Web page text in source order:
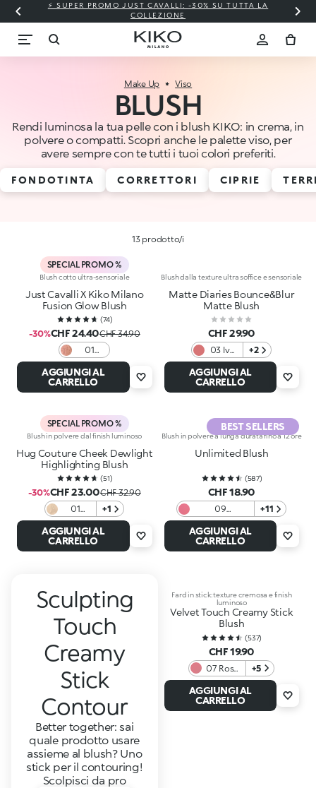
⚡ SUPER PROMO JUST CAVALLI: -30% SU TUTTA LA
COLLEZIONE
Make Up Viso
BLUSH
Rendi luminosa la tua pelle con i blush KIKO: in crema, in
polvere o compatti. Scopri anche le palette viso, per
avere sempre con te tutti i tuoi colori preferiti.
FONDOTINTA CORRETTORI CIPRIE
13 prodotto/i
SPECIAL PROMO %
Blush cotto ultra-sensoriale
Just Cavalli X Kiko Milano
Fusion Glow Blush
(74)
-30%CHF 24.40CHF 34.90
01
Sunlit
Mocha
AGGIUNGI AL
CARRELLO
Blush dalla texture ultra soffice e sensoriale
Matte Diaries Bounce&Blur
Matte Blush
CHF 29.90
03 Ivy
League
Rosé
+2
AGGIUNGI AL
CARRELLO
SPECIAL PROMO %
Blush in polvere dal finish luminoso
Hug Couture Cheek Dewlight
Highlighting Blush
(51)
-30%CHF 23.00CHF 32.90
01
Golden
Tulle
+1
AGGIUNGI AL
CARRELLO
BEST SELLERS
Blush in polvere a lunga durata fino a 12 ore
Unlimited Blush
(587)
CHF 18.90
09
Sophisticated
Pink
+11
AGGIUNGI AL
CARRELLO
Sculpting
Touch
Creamy
Stick
Contour
Better together: sai
quale prodotto usare
assieme al blush? Uno
stick per il contouring!
Scolpisci da pro
Fard in stick: texture cremosa e finish
luminoso
Velvet Touch Creamy Stick
Blush
(537)
CHF 19.90
07 Rosa
Naturale
+5
AGGIUNGI AL
CARRELLO